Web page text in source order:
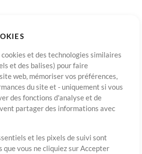
et des technologies similaires
et des balises) pour faire
web, mémoriser vos préférences,
du site et - uniquement si vous
des fonctions d'analyse et de
partager des informations avec
et les pixels de suivi sont
que vous ne cliquiez sur Accepter